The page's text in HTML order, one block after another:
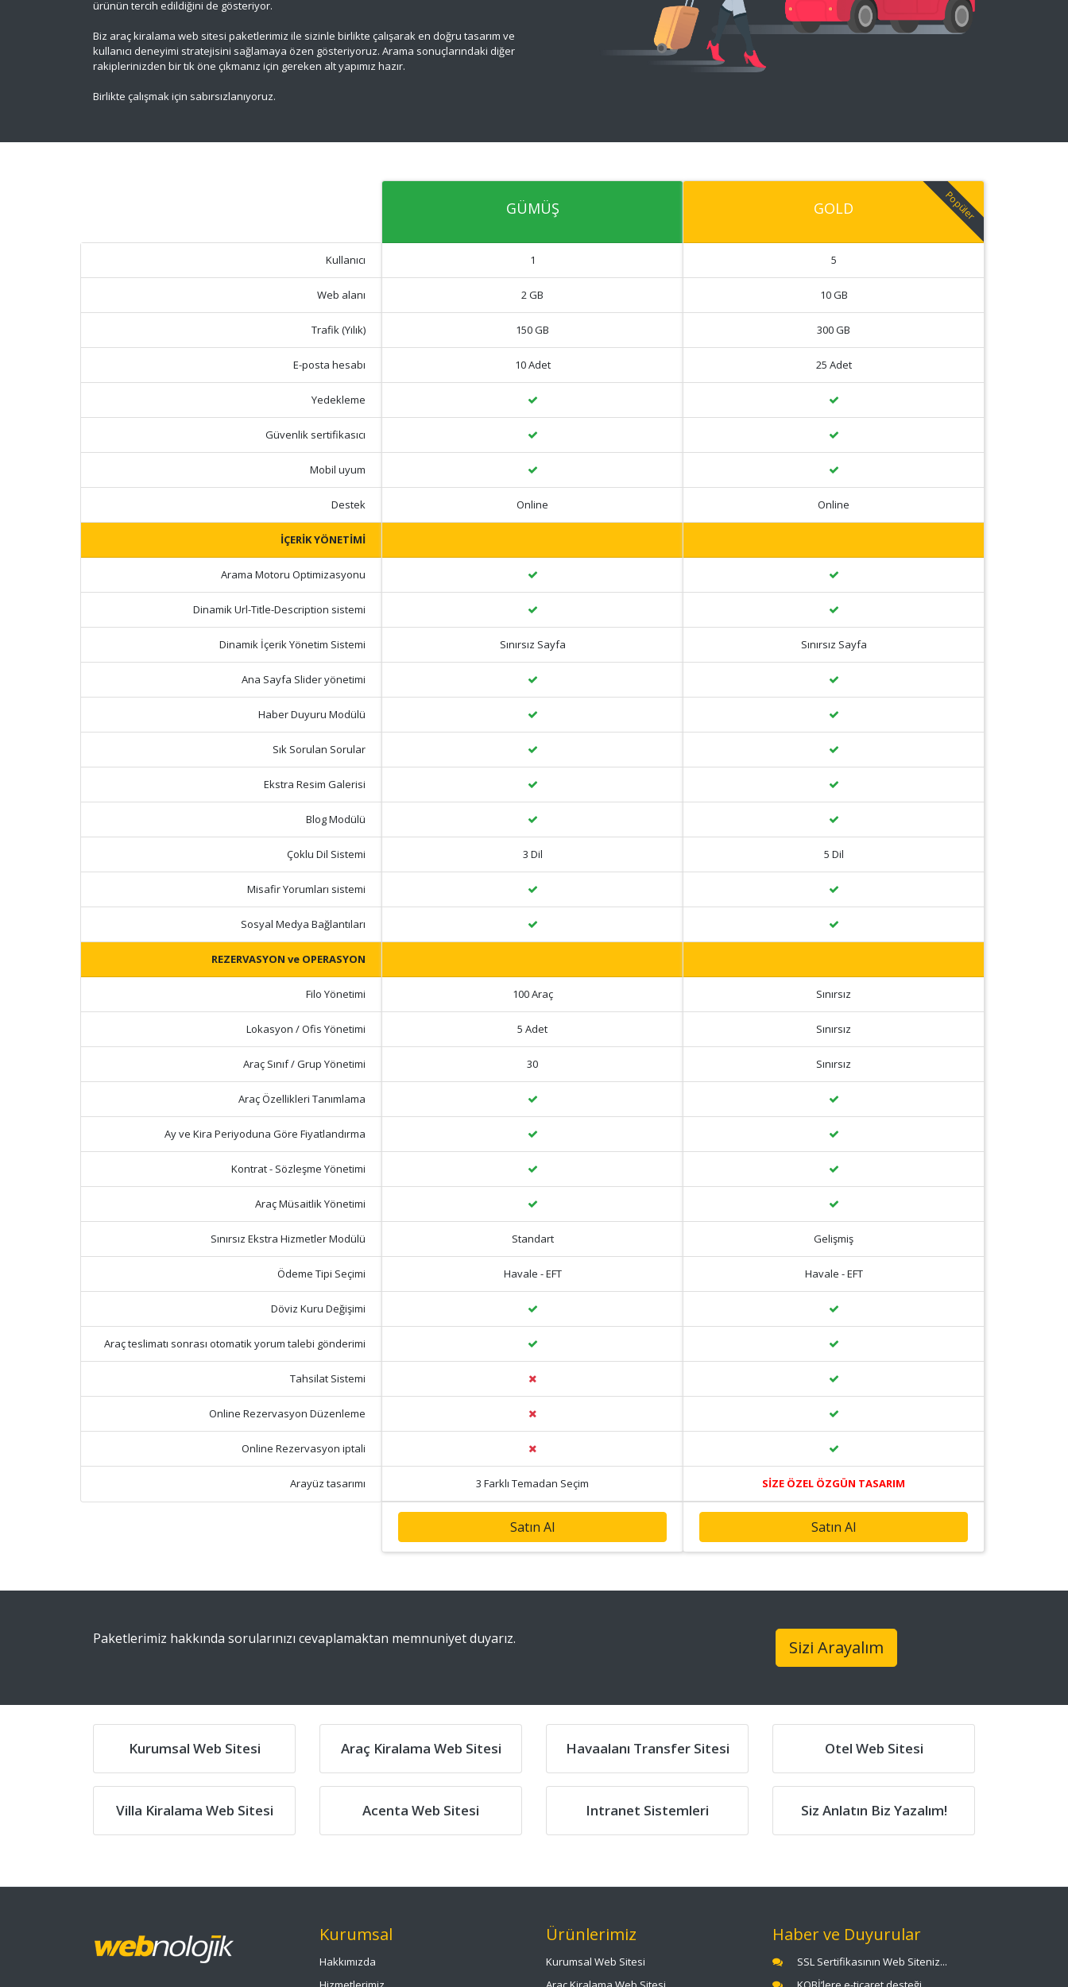
ürünün tercih edildiğini de gösteriyor.
Biz araç kiralama web sitesi paketlerimiz ile sizinle birlikte çalışarak en doğru tasarım ve
kullanıcı deneyimi stratejisini sağlamaya özen gösteriyoruz. Arama sonuçlarındaki diğer
rakiplerinizden bir tık öne çıkmanız için gereken alt yapımız hazır.
Birlikte çalışmak için sabırsızlanıyoruz.
Kullanıcı
Web alanı
Trafik (Yılık)
E-posta hesabı
Yedekleme
Güvenlik sertifikasıcı
Mobil uyum
Destek
İÇERİK YÖNETİMİ
Arama Motoru Optimizasyonu
Dinamik Url-Title-Description sistemi
Dinamik İçerik Yönetim Sistemi
Ana Sayfa Slider yönetimi
Haber Duyuru Modülü
Sık Sorulan Sorular
Ekstra Resim Galerisi
Blog Modülü
Çoklu Dil Sistemi
Misafir Yorumları sistemi
Sosyal Medya Bağlantıları
REZERVASYON ve OPERASYON
Filo Yönetimi
Lokasyon / Ofis Yönetimi
Araç Sınıf / Grup Yönetimi
Araç Özellikleri Tanımlama
Ay ve Kira Periyoduna Göre Fiyatlandırma
Kontrat - Sözleşme Yönetimi
Araç Müsaitlik Yönetimi
Sınırsız Ekstra Hizmetler Modülü
Ödeme Tipi Seçimi
Döviz Kuru Değişimi
Araç teslimatı sonrası otomatik yorum talebi gönderimi
Tahsilat Sistemi
Online Rezervasyon Düzenleme
Online Rezervasyon iptali
Arayüz tasarımı
GÜMÜŞ
1
2 GB
150 GB
10 Adet
Online
Sınırsız Sayfa
3 Dil
100 Araç
5 Adet
30
Standart
Havale - EFT
3 Farklı Temadan Seçim
Satın Al
Popüler
GOLD
5
10 GB
300 GB
25 Adet
Online
Sınırsız Sayfa
5 Dil
Sınırsız
Sınırsız
Sınırsız
Gelişmiş
Havale - EFT
SİZE ÖZEL ÖZGÜN TASARIM
Satın Al
Paketlerimiz hakkında sorularınızı cevaplamaktan memnuniyet duyarız. Sizi Arayalım
Kurumsal Web Sitesi Araç Kiralama Web Sitesi Havaalanı Transfer Sitesi Otel Web Sitesi
Villa Kiralama Web Sitesi Acenta Web Sitesi Intranet Sistemleri Siz Anlatın Biz Yazalım!
Kurumsal
Hakkımızda
Ürünlerimiz
Kurumsal Web Sitesi
Haber ve Duyurular
SSL Sertifikasının Web Siteniz...